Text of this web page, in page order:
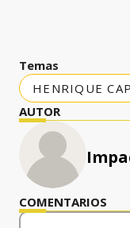
Temas
HENRIQUE
AUTOR
COMENTARIOS